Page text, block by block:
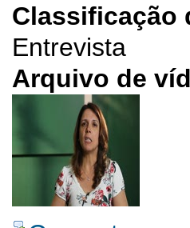
Classificação
Entrevista
Arquivo de